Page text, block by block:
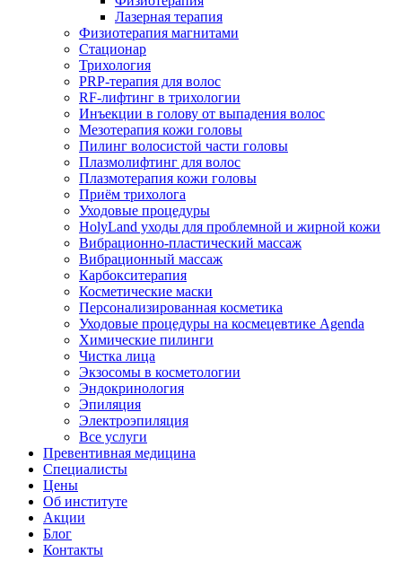
Лазерная терапия
Физиотерапия магнитами
Стационар
Трихология
PRP-терапия для волос
RF-лифтинг в трихологии
Инъекции в голову от выпадения волос
Мезотерапия кожи головы
Пилинг волосистой части головы
Плазмолифтинг для волос
Плазмотерапия кожи головы
Приём трихолога
Уходовые процедуры
HolyLand уходы для проблемной и жирной кожи
Вибрационно-пластический массаж
Вибрационный массаж
Карбокситерапия
Косметические маски
Персонализированная косметика
Уходовые процедуры на космецевтике Agenda
Химические пилинги
Чистка лица
Экзосомы в косметологии
Эндокринология
Эпиляция
Электроэпиляция
Все услуги
Превентивная медицина
Специалисты
Цены
Об институте
Акции
Блог
Контакты